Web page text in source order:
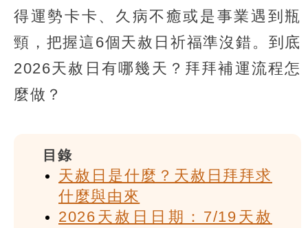
得運勢卡卡、久病不癒或是事業遇到瓶
頸，把握這6個天赦日祈福準沒錯。到底
2026天赦日有哪幾天？拜拜補運流程怎
麼做？
目錄
天赦日是什麼？天赦日拜拜求
什麼與由來
2026天赦日日期：7/19天赦